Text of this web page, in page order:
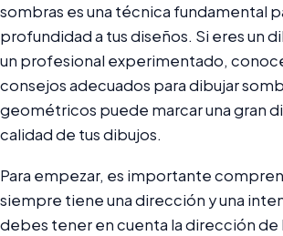
sombras es una técnica fundamental
profundidad a tus diseños. Si eres un
un profesional experimentado,
consejos adecuados para dibujar
geométricos puede marcar una gran
calidad de tus dibujos.
Para empezar, es importante
siempre tiene una dirección y una
debes tener en cuenta la dirección de